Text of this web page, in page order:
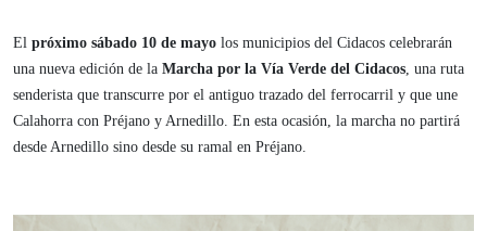
El próximo sábado 10 de mayo los municipios del Cidacos celebrarán
una nueva edición de la Marcha por la Vía Verde del Cidacos , una ruta
senderista que transcurre por el antiguo trazado del ferrocarril y que une
Calahorra con Préjano y Arnedillo. En esta ocasión, la marcha no partirá
desde Arnedillo sino desde su ramal en Préjano.